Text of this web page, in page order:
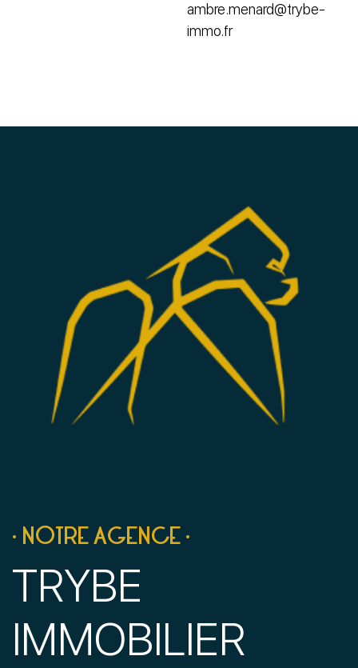
ambre.menard@trybe-
immo.fr
• NOTRE AGENCE •
TRYBE
IMMOBILIER